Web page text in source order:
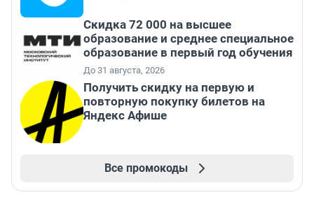
Скидка 72 000 на высшее
образование и среднее специальное
образование в первый год обучения
До 31 августа, 2026
Получить скидку на первую и
повторную покупку билетов на
Яндекс Афише
Все промокоды